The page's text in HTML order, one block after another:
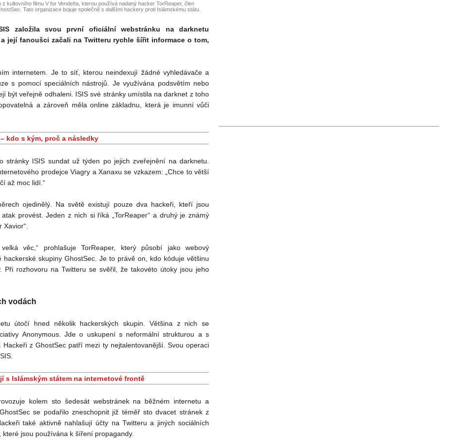
kultovního filmu V for Vendetta, kterou používá nadaný hacker TorReaper, člen
Tato organizace bojuje společně s dalšími hackery proti Islámskému státu.
založila svou první oficiální webstránku na darknetu
její fanoušci začali na Twitteru rychle šířit informace o tom,
internetem. Je to síť, kterou neindexují žádné vyhledávače a
s pomocí speciálních nástrojů. Je využívána podsvětím nebo
být veřejně odhaleni. ISIS své stránky umístila na darknet z toho
a zároveň měla online základnu, která je imunní vůči
kdo s kým, proč a následky
stránky ISIS sundat už týden po jejich zveřejnění na darknetu.
prodejce Viagry a Xanaxu se vzkazem: „Chce to větší
až moc lidí.“
ojedinělý. Na světě existují pouze dva hackeři, kteří jsou
provést. Jeden z nich si říká „TorReaper“ a druhý je známý
Xavior“.
věc,“ prohlašuje TorReaper, který působí jako webový
hackerské skupiny GhostSec. Je to právě on, kdo kóduje většinu
Při rozhovoru na Twitteru se svěřil, že takovéto útoky jsou jeho
vodách
útočí hned několik hackerských skupin. Většina z nich se
Anonymous. Jde o uskupení s neformální strukturou a s
Hackeři z GhostSec patří mezi ty nejtalentovanější. Svou operaci
s Islámským státem na internetové frontě
kolem sto šedesát webstránek na běžném internetu a
se podařilo zneschopnit již téměř sto dvacet stránek z
také aktivně nahlašují účty na Twitteru a jiných sociálních
které jsou používána k šíření propagandy.